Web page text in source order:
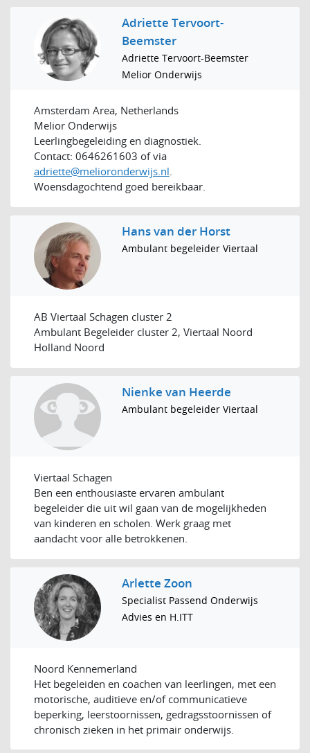
Adriette Tervoort-
Beemster
Adriette Tervoort-Beemster
Melior Onderwijs
Amsterdam Area, Netherlands
Melior Onderwijs
Leerlingbegeleiding en diagnostiek.
Contact: 0646261603 of via
adriette@melioronderwijs.nl.
Woensdagochtend goed bereikbaar.
Hans van der Horst
Ambulant begeleider Viertaal
AB Viertaal Schagen cluster 2
Ambulant Begeleider cluster 2, Viertaal Noord
Holland Noord
Nienke van Heerde
Ambulant begeleider Viertaal
Viertaal Schagen
Ben een enthousiaste ervaren ambulant
begeleider die uit wil gaan van de mogelijkheden
van kinderen en scholen. Werk graag met
aandacht voor alle betrokkenen.
Arlette Zoon
Specialist Passend Onderwijs
Advies en H.ITT
Noord Kennemerland
Het begeleiden en coachen van leerlingen, met een
motorische, auditieve en/of communicatieve
beperking, leerstoornissen, gedragsstoornissen of
chronisch zieken in het primair onderwijs.